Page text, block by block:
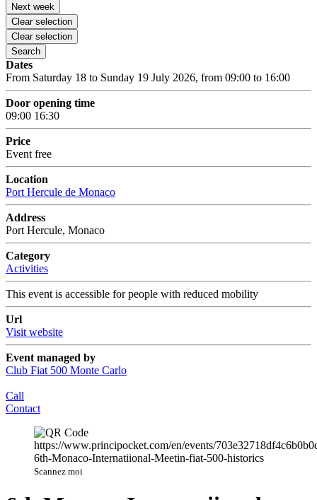
Next week
Clear selection
Clear selection
Search
Dates
From Saturday 18 to Sunday 19 July 2026, from 09:00 to 16:00
Door opening time
09:00 16:30
Price
Event free
Location
Port Hercule de Monaco
Address
Port Hercule, Monaco
Category
Activities
This event is accessible for people with reduced mobility
Url
Visit website
Event managed by
Club Fiat 500 Monte Carlo
Call
Contact
Scannez moi